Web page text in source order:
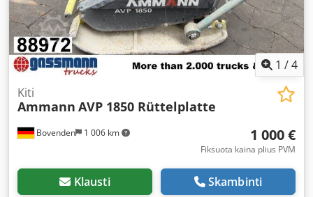
1 /4
Bovenden 1 006 km
Kiti
Ammann AVP 1850 Rüttelplatte
1 000 €
Fiksuota kaina plius PVM
Klausti Skambinti